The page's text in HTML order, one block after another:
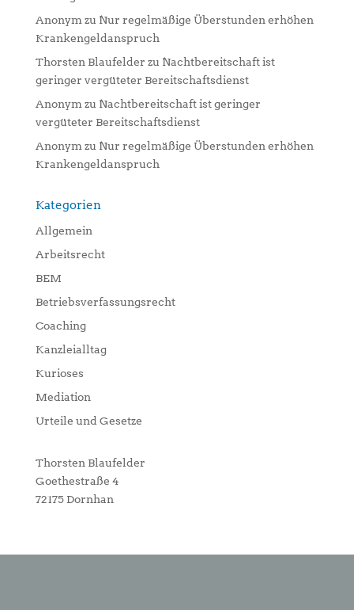
Anonym zu Nur regelmäßige Überstunden erhöhen
Krankengeldanspruch
Thorsten Blaufelder zu Nachtbereitschaft ist
geringer vergüteter Bereitschaftsdienst
Anonym zu Nachtbereitschaft ist geringer
vergüteter Bereitschaftsdienst
Anonym zu Nur regelmäßige Überstunden erhöhen
Krankengeldanspruch
Kategorien
Allgemein
Arbeitsrecht
BEM
Betriebsverfassungsrecht
Coaching
Kanzleialltag
Kurioses
Mediation
Urteile und Gesetze
Thorsten Blaufelder
Goethestraße 4
72175 Dornhan